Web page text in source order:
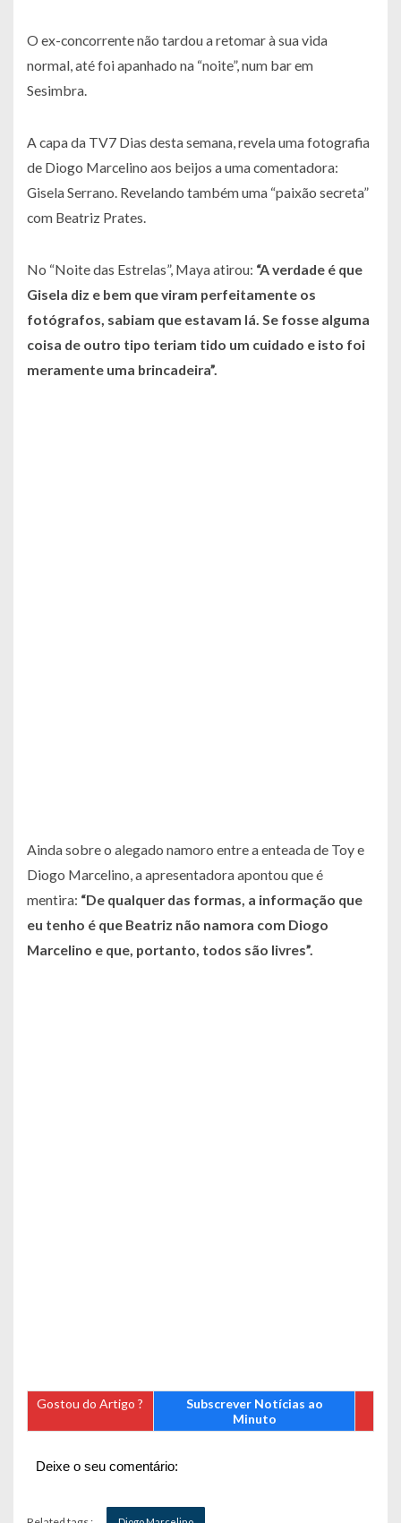
O ex-concorrente não tardou a retomar à sua vida
normal, até foi apanhado na “noite”, num bar em
Sesimbra.
A capa da TV7 Dias desta semana, revela uma fotografia
de Diogo Marcelino aos beijos a uma comentadora:
Gisela Serrano. Revelando também uma “paixão secreta”
com Beatriz Prates.
No “Noite das Estrelas”, Maya atirou: “A verdade é que
Gisela diz e bem que viram perfeitamente os
fotógrafos, sabiam que estavam lá. Se fosse alguma
coisa de outro tipo teriam tido um cuidado e isto foi
meramente uma brincadeira”.
Ainda sobre o alegado namoro entre a enteada de Toy e
Diogo Marcelino, a apresentadora apontou que é
mentira: “De qualquer das formas, a informação que
eu tenho é que Beatriz não namora com Diogo
Marcelino e que, portanto, todos são livres”.
Gostou do Artigo ?
Subscrever Notícias ao
Minuto
Deixe o seu comentário: